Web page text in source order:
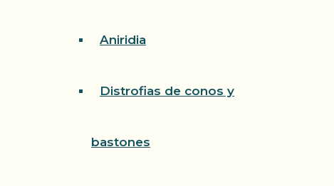
Aniridia
Distrofias de conos y
bastones